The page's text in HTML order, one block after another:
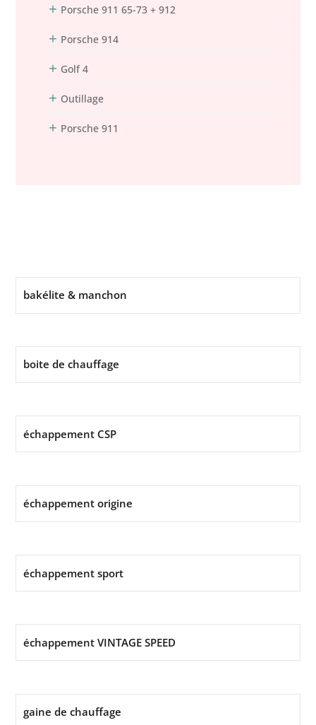
Porsche 911 65-73 + 912
Porsche 914
Golf 4
Outillage
Porsche 911
bakélite & manchon
boite de chauffage
échappement CSP
échappement origine
échappement sport
échappement VINTAGE SPEED
gaine de chauffage